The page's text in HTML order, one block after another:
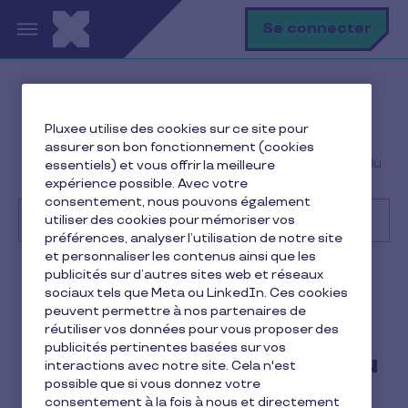
Aller au contenu principal Se connecter
Premiers pas
Quelles sont les avantages fiscaux à la mise en place du
Pluxee CESU ?
Recherche
Client Pluxee CESU
Quelles sont les avantages
fiscaux à la mise en place du
Pluxee CESU ?
Pluxee utilise des cookies sur ce site pour
assurer son bon fonctionnement (cookies
essentiels) et vous offrir la meilleure
expérience possible. Avec votre
consentement, nous pouvons également
utiliser des cookies pour mémoriser vos
préférences, analyser l’utilisation de notre site
et personnaliser les contenus ainsi que les
publicités sur d’autres sites web et réseaux
sociaux tels que Meta ou LinkedIn. Ces cookies
peuvent permettre à nos partenaires de
réutiliser vos données pour vous proposer des
publicités pertinentes basées sur vos
interactions avec notre site. Cela n'est
possible que si vous donnez votre
consentement à la fois à nous et directement